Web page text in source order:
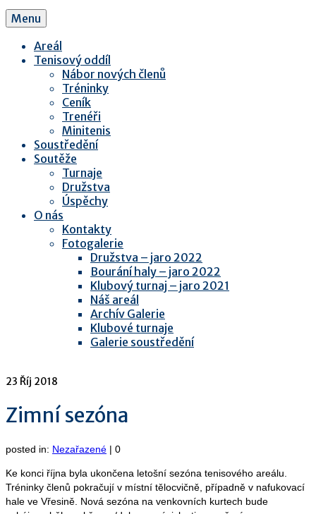
Menu
Areál
Tenisový oddíl
Nábor nových členů
Tréninky
Ceník
Trenéři
Minitenis
Soustředění
Soutěže
Turnaje
Družstva
Úspěchy
O nás
Kontakty
Fotogalerie
Družstva – jaro 2022
Bourání haly – jaro 2022
Klubový turnaj – jaro 2021
Náš areál
Archív Galerie
Klubové turnaje
Galerie soustředění
23 Říj 2018
Zimní sezóna
posted in: Nezařazené | 0
Ke konci října byla ukončena letošní sezóna tenisového areálu.
Tréninky členů pokračují v místní tělocvičně, případně v nafukovací
hale ve Vřesině. Nová sezóna na venkovních kurtech bude